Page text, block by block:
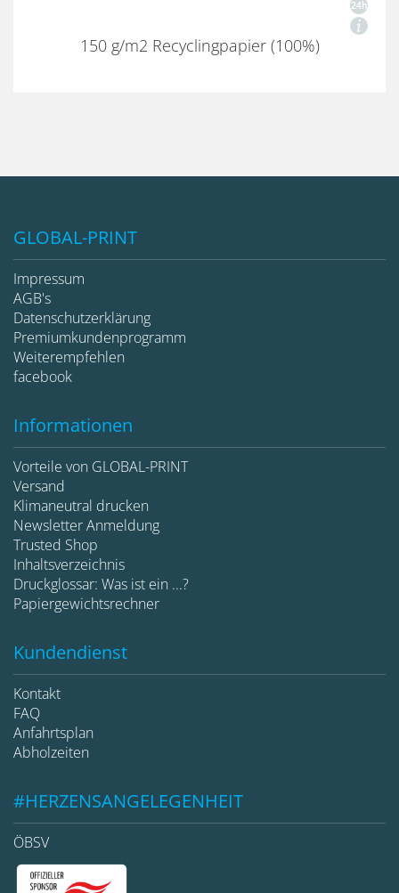
150 g/m2 Recyclingpapier (100%)
GLOBAL-PRINT
Impressum
AGB's
Datenschutzerklärung
Premiumkundenprogramm
Weiterempfehlen
facebook
Informationen
Vorteile von GLOBAL-PRINT
Versand
Klimaneutral drucken
Newsletter Anmeldung
Trusted Shop
Inhaltsverzeichnis
Druckglossar: Was ist ein ...?
Papiergewichtsrechner
Kundendienst
Kontakt
FAQ
Anfahrtsplan
Abholzeiten
#HERZENSANGELEGENHEIT
ÖBSV